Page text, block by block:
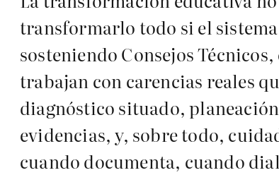
transformarlo todo si el
sosteniendo Consejos
trabajan con carencias reales
diagnóstico situado,
evidencias, y, sobre todo,
cuando documenta, cuando